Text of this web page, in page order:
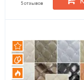
5 отзывов
Рекомендуем
Вотерпруф
Огнестойкий